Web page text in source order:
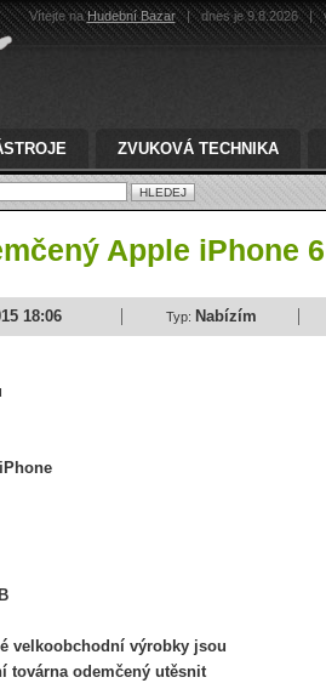
Vítejte naHudební Bazar | dnes je 9.8.2026 |
ZVUKOVÁ TECHNIKA
Apple iPhone
18:06 Typ: Nabízím
velkoobchodní výrobky jsou
továrna odemčený utěsnit